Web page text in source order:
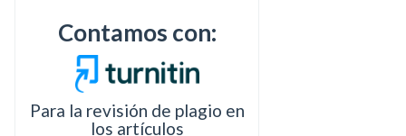
Contamos con:
Para la revisión de plagio en
los artículos